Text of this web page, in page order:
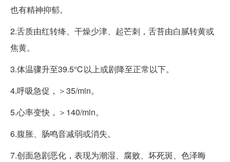
也有精神抑郁。
2.舌质由红转绛、干燥少津、起芒刺，舌苔由白腻转黄或
焦黄。
3.体温骤升至39.5℃以上或剧降至正常以下。
4.呼吸急促，＞35/min。
5.心率变快，＞140/min。
6.腹胀、肠鸣音减弱或消失。
7.创面急剧恶化，表现为潮湿、腐败、坏死斑、色泽晦